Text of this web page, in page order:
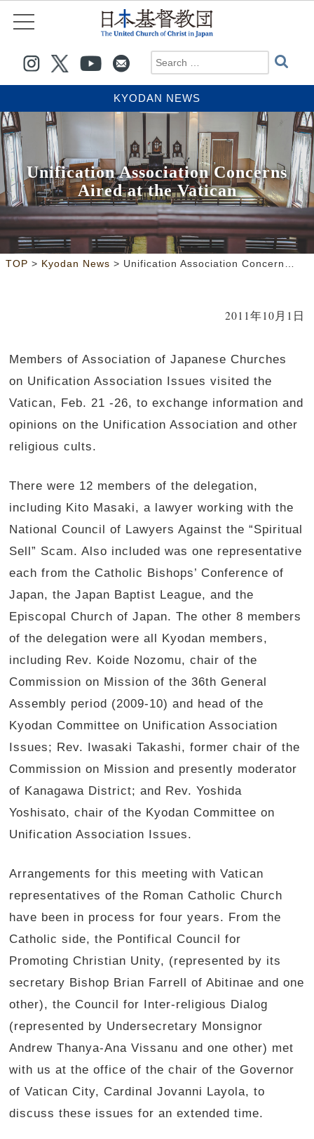
KYODAN NEWS
Unification Association Concerns
Aired at the Vatican
TOP > Kyodan News > Unification Association Concerns Aired at the Vatican
2011年10月1日
Members of Association of Japanese Churches
on Unification Association Issues visited the
Vatican, Feb. 21 -26, to exchange information and
opinions on the Unification Association and other
religious cults.
There were 12 members of the delegation,
including Kito Masaki, a lawyer working with the
National Council of Lawyers Against the “Spiritual
Sell” Scam. Also included was one representative
each from the Catholic Bishops’ Conference of
Japan, the Japan Baptist League, and the
Episcopal Church of Japan. The other 8 members
of the delegation were all Kyodan members,
including Rev. Koide Nozomu, chair of the
Commission on Mission of the 36th General
Assembly period (2009-10) and head of the
Kyodan Committee on Unification Association
Issues; Rev. Iwasaki Takashi, former chair of the
Commission on Mission and presently moderator
of Kanagawa District; and Rev. Yoshida
Yoshisato, chair of the Kyodan Committee on
Unification Association Issues.
Arrangements for this meeting with Vatican
representatives of the Roman Catholic Church
have been in process for four years. From the
Catholic side, the Pontifical Council for
Promoting Christian Unity, (represented by its
secretary Bishop Brian Farrell of Abitinae and one
other), the Council for Inter-religious Dialog
(represented by Undersecretary Monsignor
Andrew Thanya-Ana Vissanu and one other) met
with us at the office of the chair of the Governor
of Vatican City, Cardinal Jovanni Layola, to
discuss these issues for an extended time.